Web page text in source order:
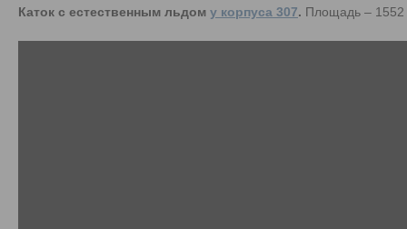
Каток с естественным льдом у корпуса 307. Площадь – 1552